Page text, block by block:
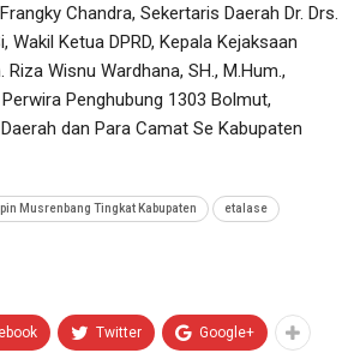
Chandra, Sekertaris Daerah Dr. Drs.
Wakil Ketua DPRD, Kepala Kejaksaan
Wisnu Wardhana, SH., M.Hum.,
Penghubung 1303 Bolmut,
dan Para Camat Se Kabupaten
Musrenbang Tingkat Kabupaten etalase
Twitter Google+